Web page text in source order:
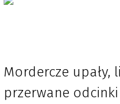
Mordercze upały,
przerwane